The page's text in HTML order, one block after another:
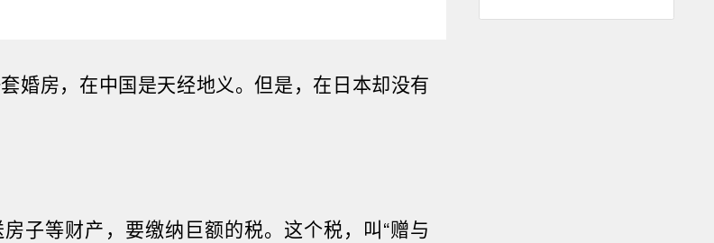
婚房，在中国是天经地义。但是，在日本却没有
子等财产，要缴纳巨额的税。这个税，叫“赠与